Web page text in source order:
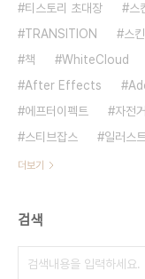
티스토리 초대장 스
TRANSITION
스
책
WhiteCloud
After Effects
에프터이펙트
자전거
스티브잡스
일러스
더보기
검색